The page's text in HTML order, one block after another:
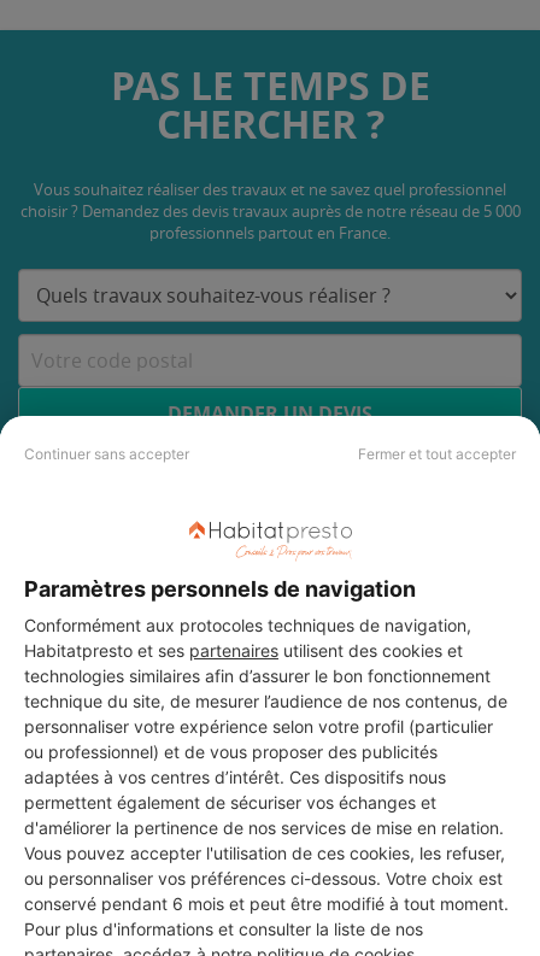
Continuer sans accepter Fermer et tout accepter
Paramètres personnels de navigation
Conformément aux protocoles techniques de navigation,
Habitatpresto et ses partenaires utilisent des cookies et
technologies similaires afin d’assurer le bon fonctionnement
technique du site, de mesurer l’audience de nos contenus, de
personnaliser votre expérience selon votre profil (particulier
ou professionnel) et de vous proposer des publicités
adaptées à vos centres d’intérêt. Ces dispositifs nous
permettent également de sécuriser vos échanges et
d'améliorer la pertinence de nos services de mise en relation.
Vous pouvez accepter l'utilisation de ces cookies, les refuser,
ou personnaliser vos préférences ci-dessous. Votre choix est
conservé pendant 6 mois et peut être modifié à tout moment.
Pour plus d'informations et consulter la liste de nos
PAS LE TEMPS DE
CHERCHER ?
Vous souhaitez réaliser des travaux et ne savez quel professionnel
choisir ? Demandez des devis travaux auprès de notre réseau de 5 000
professionnels partout en France.
DEMANDER UN DEVIS
Les 1 autres Installateurs
d'alarmes pour vos travaux à
Saint-Michel-de-Rieufret
MT AGENCEMENT
Saint-Michel-de-Rieufret
6 ans d'expérience
Voir sa fiche